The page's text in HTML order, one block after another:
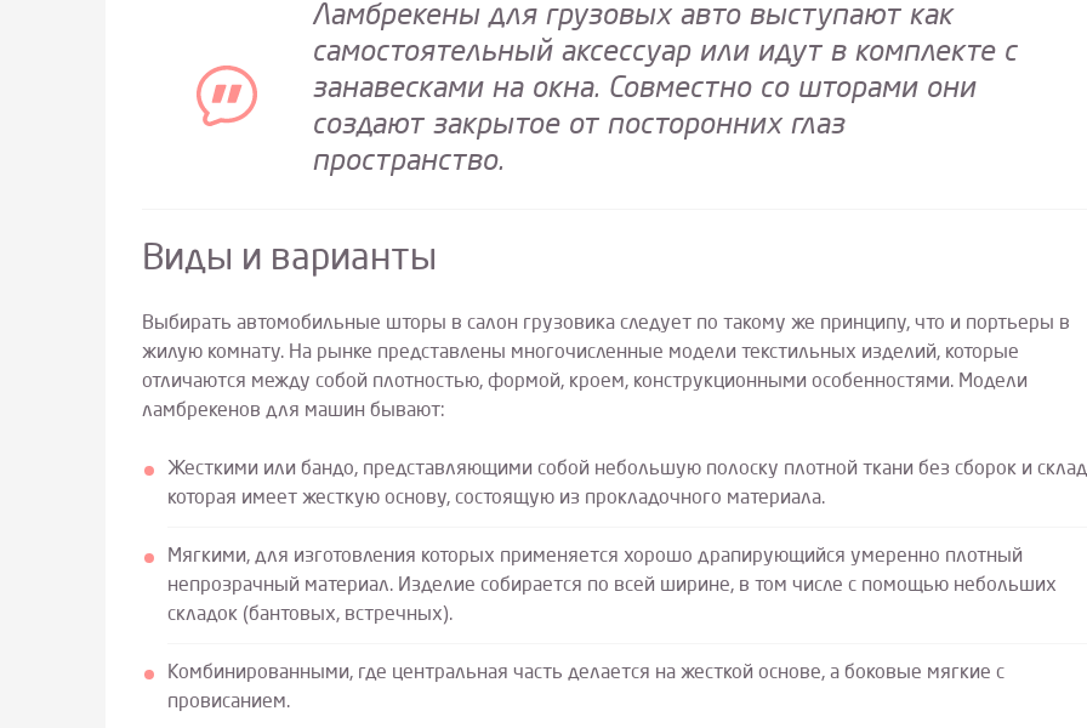
Ламбрекены для грузовых авто выступают как
самостоятельный аксессуар или идут в комплекте с
занавесками на окна. Совместно со шторами они
создают закрытое от посторонних глаз
пространство.
Виды и варианты
Выбирать автомобильные шторы в салон грузовика следует по такому же принципу, что и портьеры в
жилую комнату. На рынке представлены многочисленные модели текстильных изделий, которые
отличаются между собой плотностью, формой, кроем, конструкционными особенностями. Модели
ламбрекенов для машин бывают:
Жесткими или бандо, представляющими собой небольшую полоску плотной ткани без сборок и
которая имеет жесткую основу, состоящую из прокладочного материала.
Мягкими, для изготовления которых применяется хорошо драпирующийся умеренно плотный
непрозрачный материал. Изделие собирается по всей ширине, в том числе с помощью небольших
складок (бантовых, встречных).
Комбинированными, где центральная часть делается на жесткой основе, а боковые мягкие с
провисанием.